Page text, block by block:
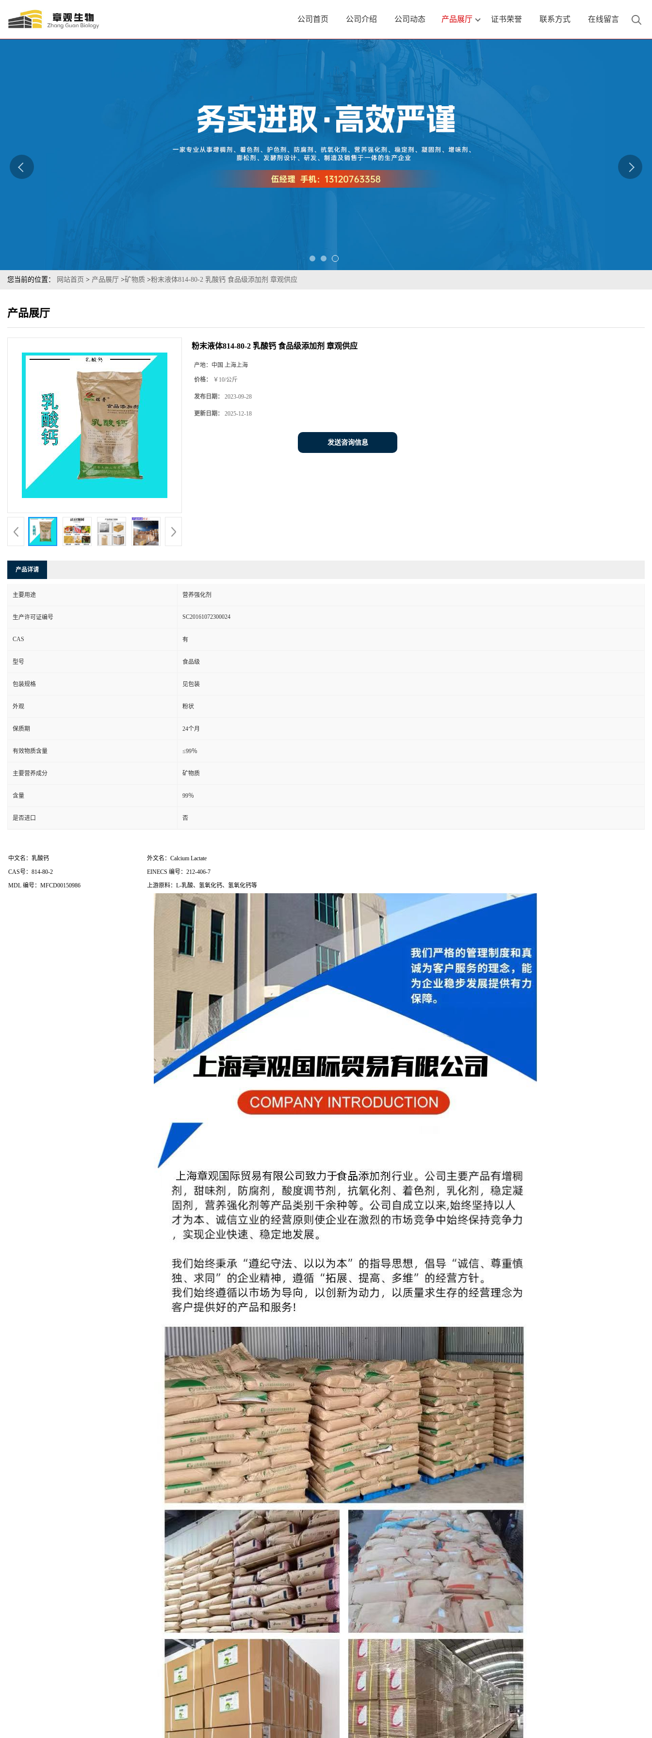
公司首页 公司介绍 公司动态 产品展厅 证书荣誉 联系方式 在线留言
您当前的位置： 网站首页 > 产品展厅 >矿物质 >粉末液体814-80-2 乳酸钙 食品级添加剂 章观供应
产品展厅
粉末液体814-80-2 乳酸钙 食品级添加剂 章观供应
产地： 中国 上海上海
价格： ￥10/公斤
发布日期： 2023-09-28
更新日期： 2025-12-18
发送咨询信息
产品详请
主要用途 营养强化剂
生产许可证编号 SC20161072300024
CAS 有
型号 食品级
包装规格 见包装
外观 粉状
保质期 24个月
有效物质含量 ≤99％
主要营养成分 矿物质
含量 99％
是否进口 否
中文名：乳酸钙
CAS号：814-80-2
MDL 编号：MFCD00150986
外文名：Calcium Lactate
EINECS 编号：212-406-7
上游原料：L-乳酸、氢氧化钙、氢氧化钙等